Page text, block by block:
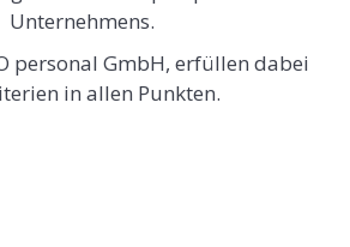
Unternehmens.
personal GmbH, erfüllen dabei
in allen Punkten.